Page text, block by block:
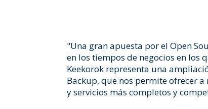
"Una gran apuesta por el Open
en los tiempos de negocios en los
Keekorok representa una
Backup, que nos permite ofrecer
y servicios más completos y